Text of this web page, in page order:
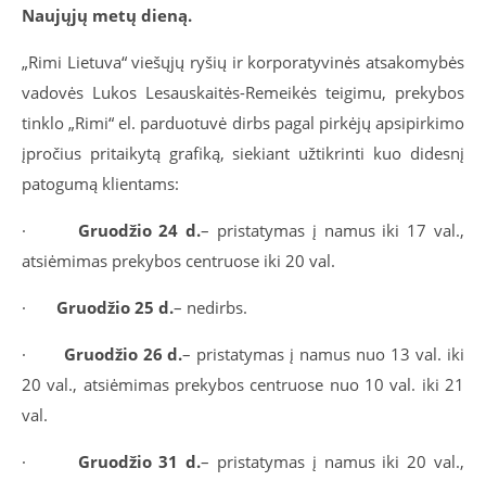
Naujųjų metų dieną.
„Rimi Lietuva“ viešųjų ryšių ir korporatyvinės atsakomybės
vadovės Lukos Lesauskaitės-Remeikės teigimu, prekybos
tinklo „Rimi“ el. parduotuvė dirbs pagal pirkėjų apsipirkimo
įpročius pritaikytą grafiką, siekiant užtikrinti kuo didesnį
patogumą klientams:
· Gruodžio 24 d.– pristatymas į namus iki 17 val.,
atsiėmimas prekybos centruose iki 20 val.
· Gruodžio 25 d.– nedirbs.
· Gruodžio 26 d.– pristatymas į namus nuo 13 val. iki
20 val., atsiėmimas prekybos centruose nuo 10 val. iki 21
val.
· Gruodžio 31 d.– pristatymas į namus iki 20 val.,